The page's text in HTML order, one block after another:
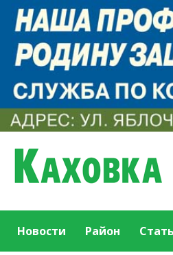
Новости Район